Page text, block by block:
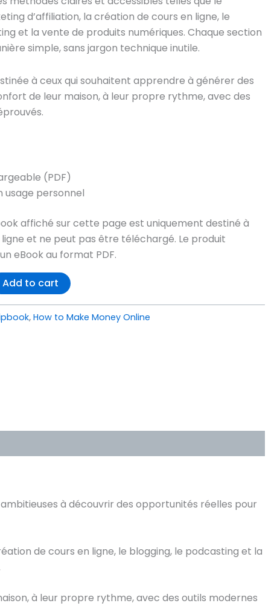
d’affiliation, la création de cours en ligne, le
et la vente de produits numériques. Chaque section
simple, sans jargon technique inutile.
à ceux qui souhaitent apprendre à générer des
de leur maison, à leur propre rythme, avec des
(PDF)
usage personnel
affiché sur cette page est uniquement destiné à
et ne peut pas être téléchargé. Le produit
eBook au format PDF.
Add to cart
, How to Make Money Online
à découvrir des opportunités réelles pour
de cours en ligne, le blogging, le podcasting et la
à leur propre rythme, avec des outils modernes